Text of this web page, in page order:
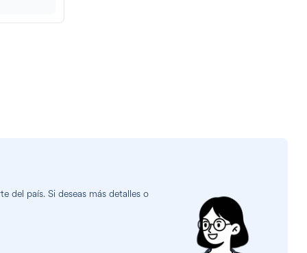
del país. Si deseas más detalles o